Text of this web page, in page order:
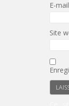
E-mail
Site